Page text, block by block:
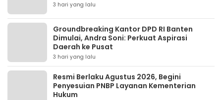
3 hari yang lalu
Groundbreaking Kantor DPD RI Banten
Dimulai, Andra Soni: Perkuat Aspirasi
Daerah ke Pusat
3 hari yang lalu
Resmi Berlaku Agustus 2026, Begini
Penyesuian PNBP Layanan Kementerian
Hukum